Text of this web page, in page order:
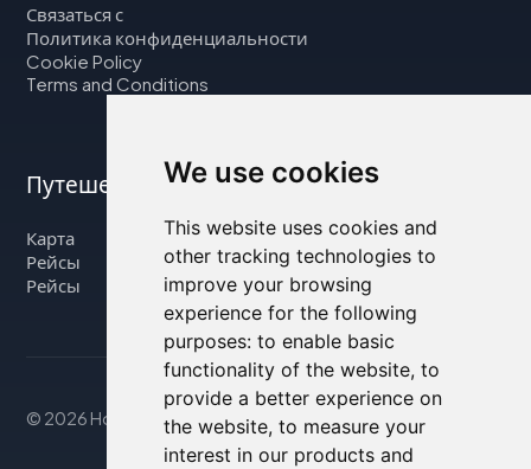
We use cookies
This website uses cookies and
other tracking technologies to
improve your browsing
experience for the following
purposes: to enable basic
functionality of the website, to
provide a better experience on
the website, to measure your
interest in our products and
Связаться с
Политика конфиденциальности
Cookie Policy
Terms and Conditions
Путешествуйте с нами
Карта
Рейсы
Рейсы
© 2026 Housity.net